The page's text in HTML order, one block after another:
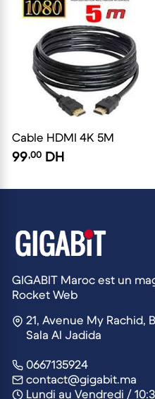
Cable HDMI 4K 5M
99,00 DH
GIGABIT Maroc est un
Rocket Web
21, Avenue My Rachid,
Sala Al Jadida
0667135924
contact@gigabit.ma
Lundi au Vendredi /